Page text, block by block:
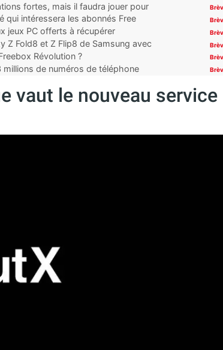
fortes, mais il faudra jouer pour
qui intéressera les abonnés Free
jeux PC offerts à récupérer
Z Fold8 et Z Flip8 de Samsung avec
Révolution ?
millions de numéros de téléphone
vaut le nouveau service